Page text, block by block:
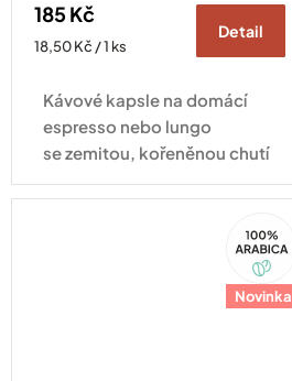
185 Kč
Měrná
18,50 Kč / 1 ks
Detail
Kávové kapsle na domácí
espresso nebo lungo
se zemitou, kořeněnou chutí
plnou hořké čokolády
a mandlí. Kompatibilní se
Novinka
Arabica